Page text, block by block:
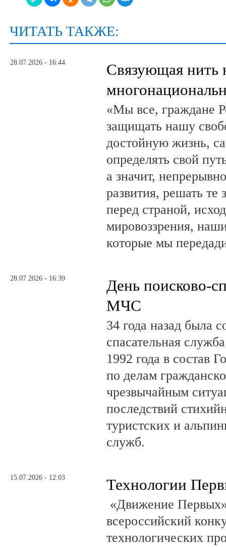
ЧИТАТЬ ТАКЖЕ:
28.07.2026 - 16:44
Связующая нить
«Мы все, граждане
защищать нашу
достойную жизнь,
определять свой
а значит,
развития, решать те
перед страной,
мировоззрения,
которые мы
28.07.2026 - 16:39
День поисково-
МЧС
34 года назад была
спасательная
1992 года в состав
по делам
чрезвычайным
последствий
туристских и
служб.
15.07.2026 - 12:03 Технологии
«Движение Первых»
всероссийский
технологических